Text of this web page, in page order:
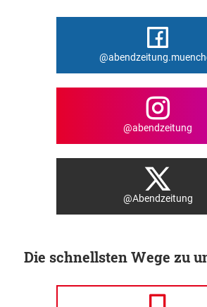
@abendzeitung
@Abendzeitung
Die schnellsten Wege zu